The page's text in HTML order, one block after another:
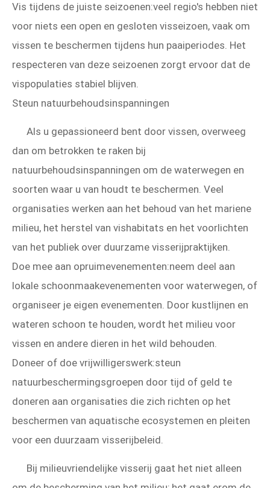
Vis tijdens de juiste seizoenen:veel regio's hebben niet
voor niets een open en gesloten visseizoen, vaak om
vissen te beschermen tijdens hun paaiperiodes. Het
respecteren van deze seizoenen zorgt ervoor dat de
vispopulaties stabiel blijven.
Steun natuurbehoudsinspanningen
Als u gepassioneerd bent door vissen, overweeg
dan om betrokken te raken bij
natuurbehoudsinspanningen om de waterwegen en
soorten waar u van houdt te beschermen. Veel
organisaties werken aan het behoud van het mariene
milieu, het herstel van vishabitats en het voorlichten
van het publiek over duurzame visserijpraktijken.
Doe mee aan opruimevenementen:neem deel aan
lokale schoonmaakevenementen voor waterwegen, of
organiseer je eigen evenementen. Door kustlijnen en
wateren schoon te houden, wordt het milieu voor
vissen en andere dieren in het wild behouden.
Doneer of doe vrijwilligerswerk:steun
natuurbeschermingsgroepen door tijd of geld te
doneren aan organisaties die zich richten op het
beschermen van aquatische ecosystemen en pleiten
voor een duurzaam visserijbeleid.
Bij milieuvriendelijke visserij gaat het niet alleen